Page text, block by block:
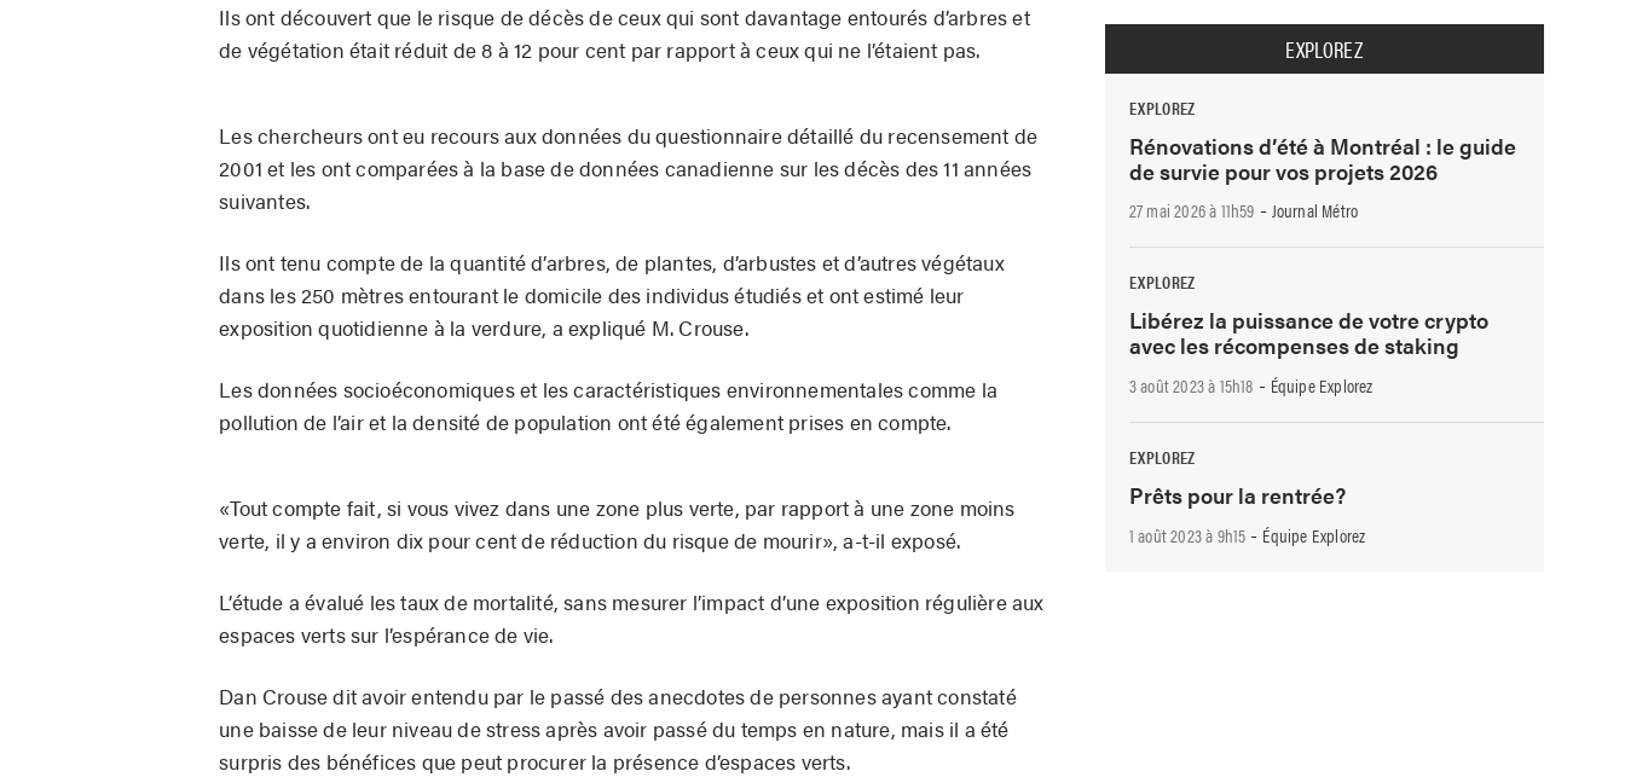
Ils ont découvert que le risque de décès de ceux qui sont davantage entourés d’arbres et
de végétation était réduit de 8 à 12 pour cent par rapport à ceux qui ne l’étaient pas.
Les chercheurs ont eu recours aux données du questionnaire détaillé du recensement de
2001 et les ont comparées à la base de données canadienne sur les décès des 11 années
suivantes.
Ils ont tenu compte de la quantité d’arbres, de plantes, d’arbustes et d’autres végétaux
dans les 250 mètres entourant le domicile des individus étudiés et ont estimé leur
exposition quotidienne à la verdure, a expliqué M. Crouse.
Les données socioéconomiques et les caractéristiques environnementales comme la
pollution de l’air et la densité de population ont été également prises en compte.
«Tout compte fait, si vous vivez dans une zone plus verte, par rapport à une zone moins
verte, il y a environ dix pour cent de réduction du risque de mourir», a-t-il exposé.
L’étude a évalué les taux de mortalité, sans mesurer l’impact d’une exposition régulière aux
espaces verts sur l’espérance de vie.
Dan Crouse dit avoir entendu par le passé des anecdotes de personnes ayant constaté
une baisse de leur niveau de stress après avoir passé du temps en nature, mais il a été
surpris des bénéfices que peut procurer la présence d’espaces verts.
EXPLOREZ
EXPLOREZ
Rénovations d’été à Montréal : le guide
de survie pour vos projets 2026
27 mai 2026 à 11h59 -Journal Métro
EXPLOREZ
Libérez la puissance de votre crypto
avec les récompenses de staking
3 août 2023 à 15h18 - Équipe Explorez
EXPLOREZ
Prêts pour la rentrée?
1 août 2023 à 9h15 - Équipe Explorez